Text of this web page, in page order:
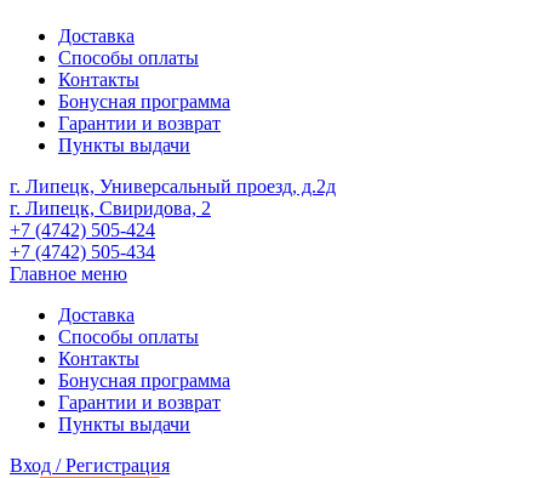
Доставка
Способы оплаты
Контакты
Бонусная программа
Гарантии и возврат
Пункты выдачи
г. Липецк, Универсальный проезд, д.2д
г. Липецк, Свиридова, 2
+7 (4742) 505-424
+7 (4742) 505-434
Главное меню
Доставка
Способы оплаты
Контакты
Бонусная программа
Гарантии и возврат
Пункты выдачи
Вход / Регистрация